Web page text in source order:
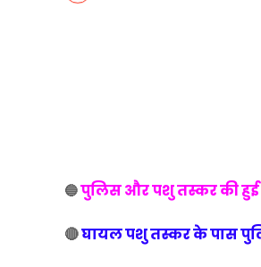
🔵पुलिस और पशु तस्कर की
🔴घायल पशु तस्कर के पास